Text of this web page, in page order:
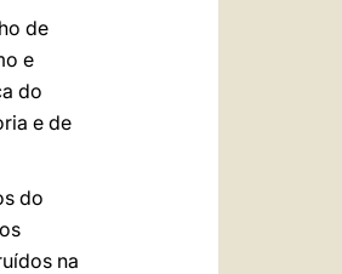
de
e
do
e de
do
na